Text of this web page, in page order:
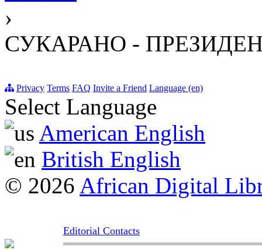
›
СУКАРАНО -
Privacy Terms FAQ Invite a Friend Language (en)
Select Language
American English
British English
© 2026 African Digital
Editorial Contacts